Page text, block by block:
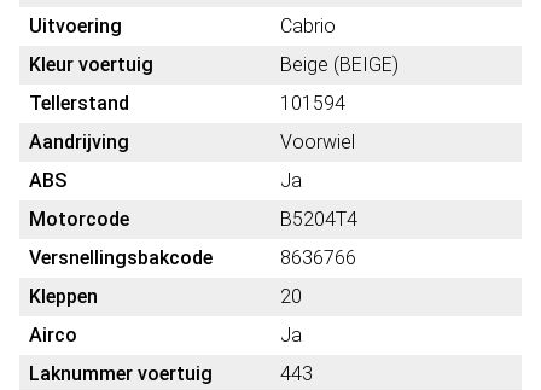
Uitvoering
Cabrio
Kleur voertuig
Beige (BEIGE)
Tellerstand
101594
Aandrijving
Voorwiel
ABS
Ja
Motorcode
B5204T4
Versnellingsbakcode
8636766
Kleppen
20
Airco
Ja
Laknummer voertuig
443